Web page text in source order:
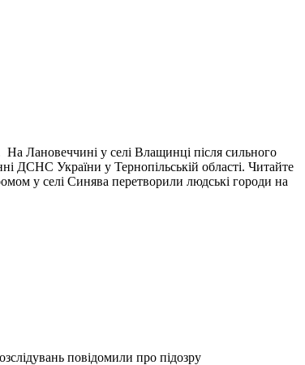
На Лановеччині у селі Влащинці після сильного
ДСНС України у Тернопільській області. Читайте
у селі Синява перетворили людські городи на
повідомили про підозру